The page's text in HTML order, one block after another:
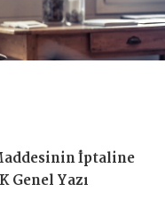
İptaline
Genel Yazı